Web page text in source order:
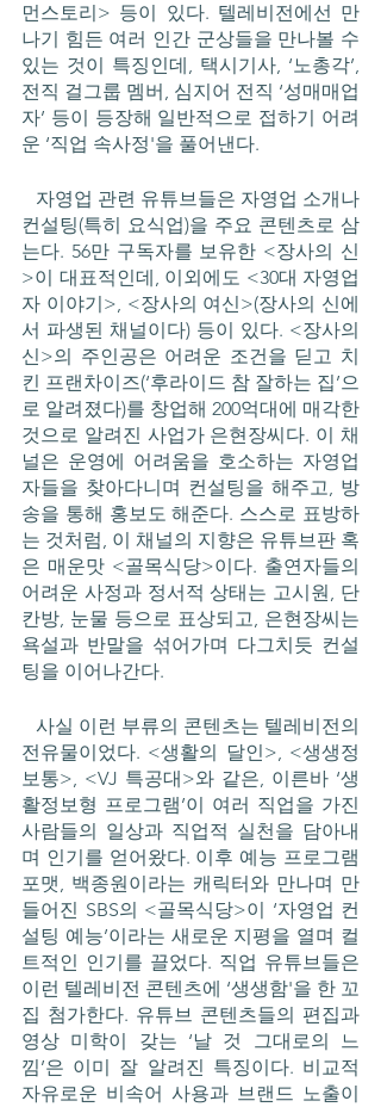
먼스토리> 등이 있다. 텔레비전에선 만
나기 힘든 여러 인간 군상들을 만나볼 수
있는 것이 특징인데, 택시기사, ‘노총각’,
전직 걸그룹 멤버, 심지어 전직 ‘성매매업
자’ 등이 등장해 일반적으로 접하기 어려
운 ‘직업 속사정'을 풀어낸다.
컨설팅(특히 요식업)을 주요 콘텐츠로 삼
는다. 56만 구독자를 보유한 <장사의 신
>이 대표적인데, 이외에도 <30대 자영업
자 이야기>, <장사의 여신>(장사의 신에
서 파생된 채널이다) 등이 있다. <장사의
신>의 주인공은 어려운 조건을 딛고 치
킨 프랜차이즈(‘후라이드 참 잘하는 집’으
로 알려졌다)를 창업해 200억대에 매각한
것으로 알려진 사업가 은현장씨다. 이 채
널은 운영에 어려움을 호소하는 자영업
자들을 찾아다니며 컨설팅을 해주고, 방
송을 통해 홍보도 해준다. 스스로 표방하
는 것처럼, 이 채널의 지향은 유튜브판 혹
은 매운맛 <골목식당>이다. 출연자들의
어려운 사정과 정서적 상태는 고시원, 단
칸방, 눈물 등으로 표상되고, 은현장씨는
욕설과 반말을 섞어가며 다그치듯 컨설
팅을 이어나간다.
전유물이었다. <생활의 달인>, <생생정
보통>, <VJ 특공대>와 같은, 이른바 ‘생
활정보형 프로그램’이 여러 직업을 가진
사람들의 일상과 직업적 실천을 담아내
며 인기를 얻어왔다. 이후 예능 프로그램
포맷, 백종원이라는 캐릭터와 만나며 만
들어진 SBS의 <골목식당>이 ‘자영업 컨
설팅 예능’이라는 새로운 지평을 열며 컬
트적인 인기를 끌었다. 직업 유튜브들은
이런 텔레비전 콘텐츠에 ‘생생함'을 한 꼬
집 첨가한다. 유튜브 콘텐츠들의 편집과
영상 미학이 갖는 ‘날 것 그대로의 느
낌’은 이미 잘 알려진 특징이다. 비교적
자유로운 비속어 사용과 브랜드 노출이